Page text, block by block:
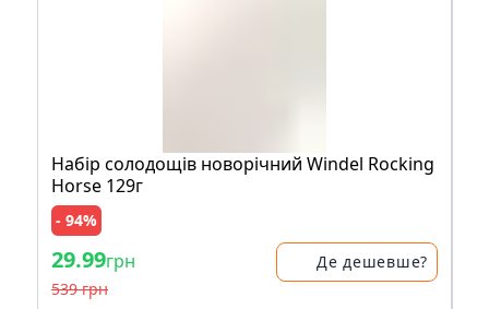
Набір солодощів новорічний Windel Rocking
Horse 129г
- 94%
29.99грн
539 грн
Де дешевше?